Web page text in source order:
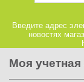
Введите адрес
новостях
Моя учетная